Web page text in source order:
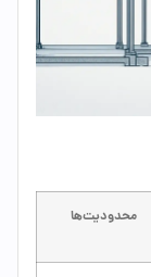
محدودیت‌ها